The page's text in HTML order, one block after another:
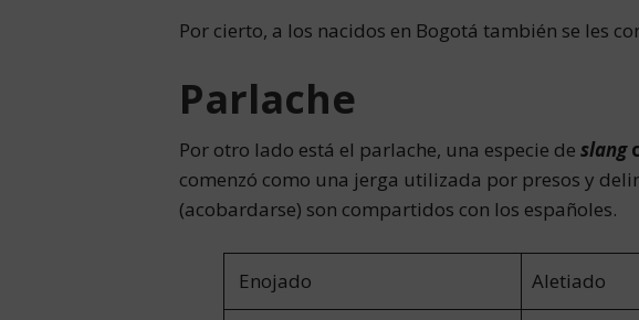
Por cierto, a los nacidos en Bogotá también se les
Parlache
Por otro lado está el parlache, una especie de slang
comenzó como una jerga utilizada por presos y
(acobardarse) son compartidos con los españoles.
Enojado Aletiado